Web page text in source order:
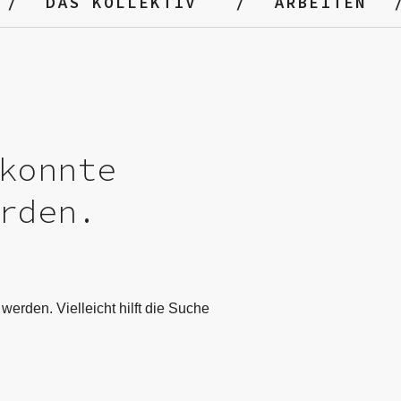
Vielleicht hilft die Suche